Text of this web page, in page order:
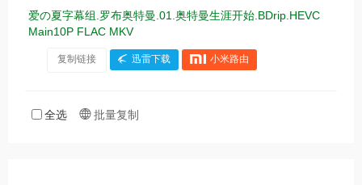
爱の夏字幕组.罗布奥特曼.01.奥特曼生涯开始.BDrip.HEVC
Main10P FLAC MKV
复制链接 迅雷下载 小米路由
全选 批量复制